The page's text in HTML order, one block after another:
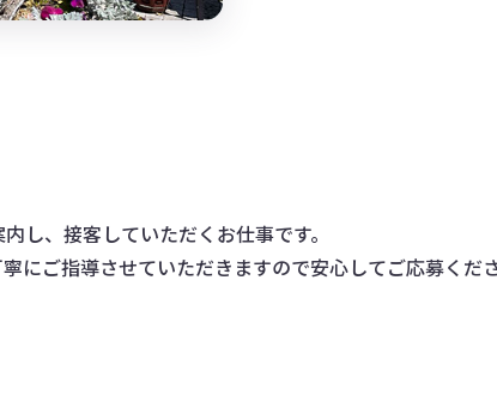
し、接客していただくお仕事です。
にご指導させていただきますので安心してご応募くだ